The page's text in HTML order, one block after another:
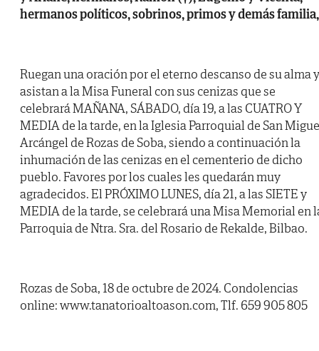
hermanos políticos, sobrinos, primos y demás familia,
Ruegan una oración por el eterno descanso de su alma y
asistan a la Misa Funeral con sus cenizas que se
celebrará MAÑANA, SÁBADO, día 19, a las CUATRO Y
MEDIA de la tarde, en la Iglesia Parroquial de San
Arcángel de Rozas de Soba, siendo a continuación la
inhumación de las cenizas en el cementerio de dicho
pueblo. Favores por los cuales les quedarán muy
agradecidos. El PRÓXIMO LUNES, día 21, a las SIETE y
MEDIA de la tarde, se celebrará una Misa Memorial en
Parroquia de Ntra. Sra. del Rosario de Rekalde, Bilbao.
Rozas de Soba, 18 de octubre de 2024. Condolencias
online: www.tanatorioaltoason.com, Tlf. 659 905 805